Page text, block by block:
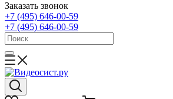
Заказать звонок
+7 (495) 646-00-59
+7 (495) 646-00-59